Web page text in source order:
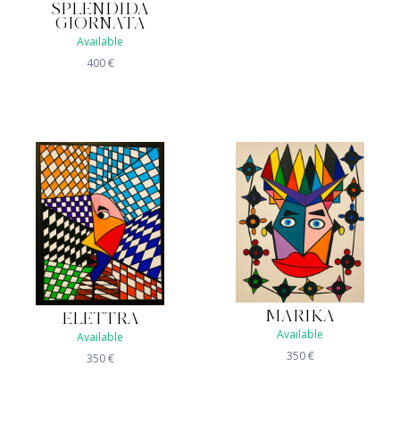
SPLENDIDA
GIORNATA
Available
400€
ELETTRA
Available
350€
MARIKA
Available
350€